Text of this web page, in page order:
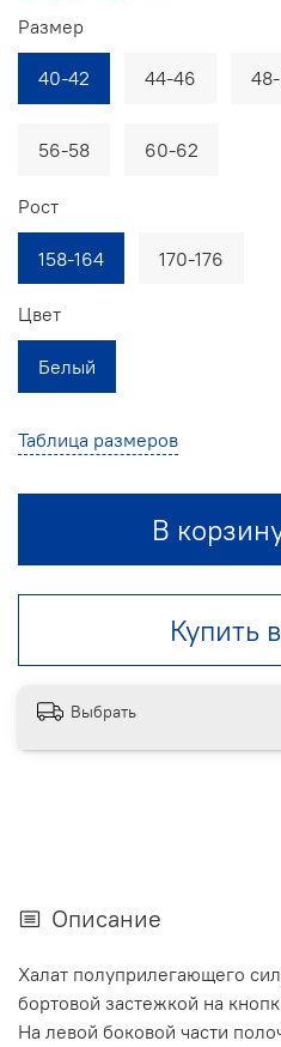
Таблица размеров
В
Купить
Размер
40-42 44-46
56-58 60-62
Рост
158-164 170-176
Цвет
Белый
Выбрать
Описание
Халат полуприлегающего
бортовой застежкой на
На левой боковой части